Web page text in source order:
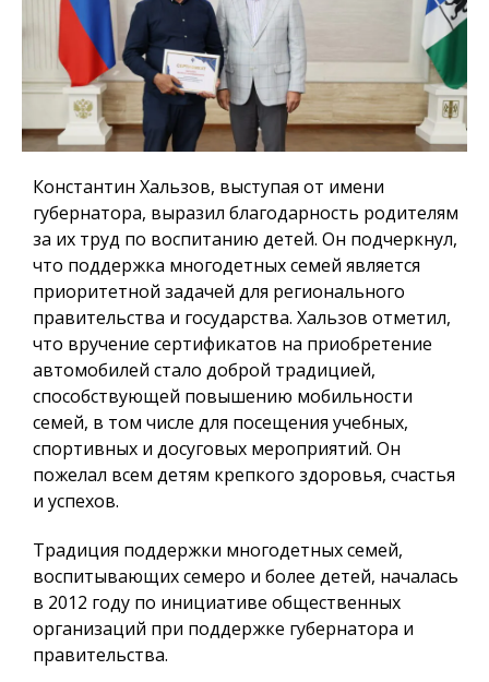
Константин Хальзов, выступая от имени
губернатора, выразил благодарность родителям
за их труд по воспитанию детей. Он подчеркнул,
что поддержка многодетных семей является
приоритетной задачей для регионального
правительства и государства. Хальзов отметил,
что вручение сертификатов на приобретение
автомобилей стало доброй традицией,
способствующей повышению мобильности
семей, в том числе для посещения учебных,
спортивных и досуговых мероприятий. Он
пожелал всем детям крепкого здоровья, счастья
и успехов.
Традиция поддержки многодетных семей,
воспитывающих семеро и более детей, началась
в 2012 году по инициативе общественных
организаций при поддержке губернатора и
правительства.